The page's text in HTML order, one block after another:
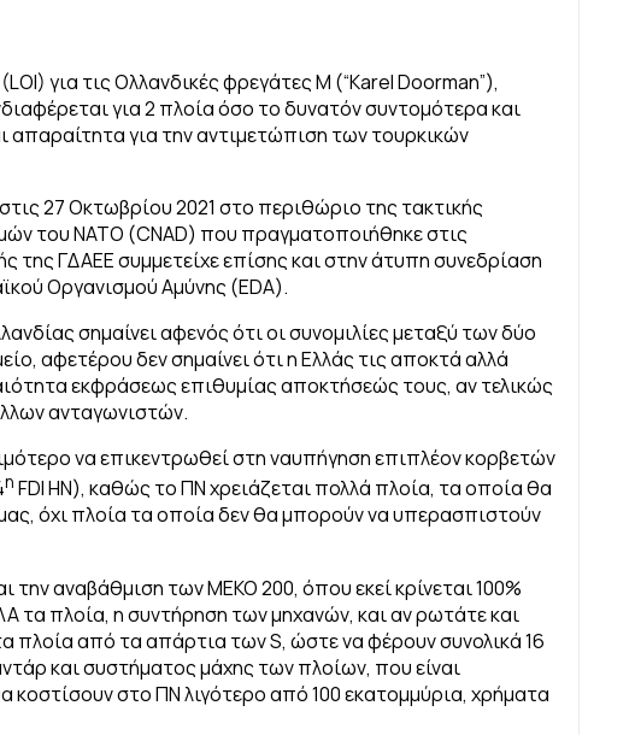
για τις Ολλανδικές φρεγάτες M (“Karel Doorman”),
για 2 πλοία όσο το δυνατόν συντομότερα και
απαραίτητα για την αντιμετώπιση των τουρκικών
27 Οκτωβρίου 2021 στο περιθώριο της τακτικής
του ΝΑΤΟ (CNAD) που πραγματοποιήθηκε στις
ΓΔΑΕΕ συμμετείχε επίσης και στην άτυπη συνεδρίαση
Οργανισμού Αμύνης (EDA).
σημαίνει αφενός ότι οι συνομιλίες μεταξύ των δύο
αφετέρου δεν σημαίνει ότι η Ελλάς τις αποκτά αλλά
εκφράσεως επιθυμίας αποκτήσεώς τους, αν τελικώς
ανταγωνιστών.
να επικεντρωθεί στη ναυπήγηση επιπλέον κορβετών
η FDI HN), καθώς το ΠΝ χρειάζεται πολλά πλοία, τα οποία θα
όχι πλοία τα οποία δεν θα μπορούν να υπερασπιστούν
την αναβάθμιση των ΜΕΚΟ 200, όπου εκεί κρίνεται 100%
τα πλοία, η συντήρηση των μηχανών, και αν ρωτάτε και
πλοία από τα απάρτια των S, ώστε να φέρουν συνολικά 16
και συστήματος μάχης των πλοίων, που είναι
στο ΠΝ λιγότερο από 100 εκατομμύρια, χρήματα